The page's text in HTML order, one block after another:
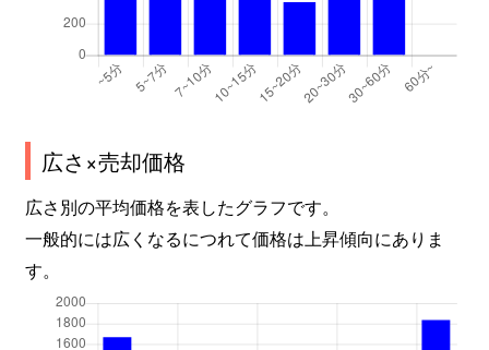
広さ×売却価格
広さ別の平均価格を表したグラフです。
一般的には広くなるにつれて価格は上昇傾向にありま
す。